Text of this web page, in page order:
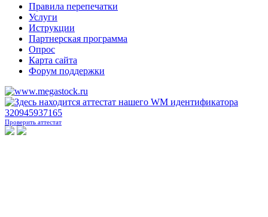
Правила перепечатки
Услуги
Иструкции
Партнерская программа
Опрос
Карта сайта
Форум поддержки
Проверить аттестат